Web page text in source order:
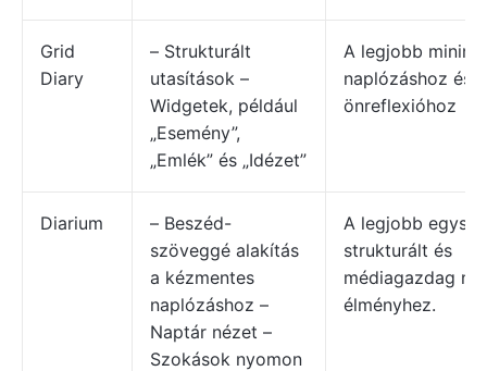
Grid
Diary
– Strukturált
utasítások –
Widgetek, például
„Esemény”,
„Emlék” és „Idézet”
A legjobb
naplózáshoz és
önreflexióhoz
Diarium
– Beszéd-
szöveggé alakítás
a kézmentes
naplózáshoz –
Naptár nézet –
Szokások nyomon
A legjobb
strukturált és
médiagazdag
élményhez.